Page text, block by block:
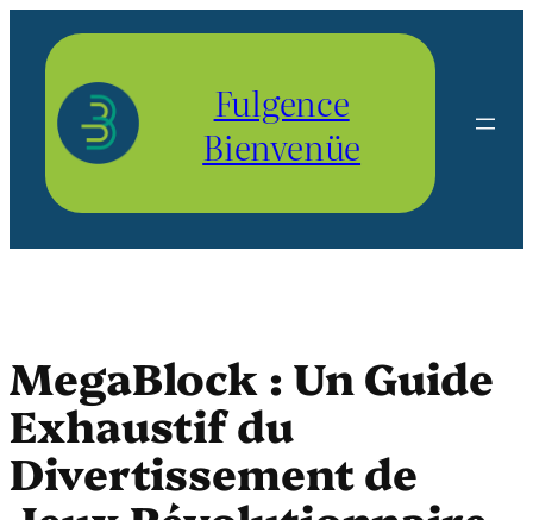
contenu
Fulgence
Bienvenüe
MegaBlock : Un Guide
Exhaustif du
Divertissement de